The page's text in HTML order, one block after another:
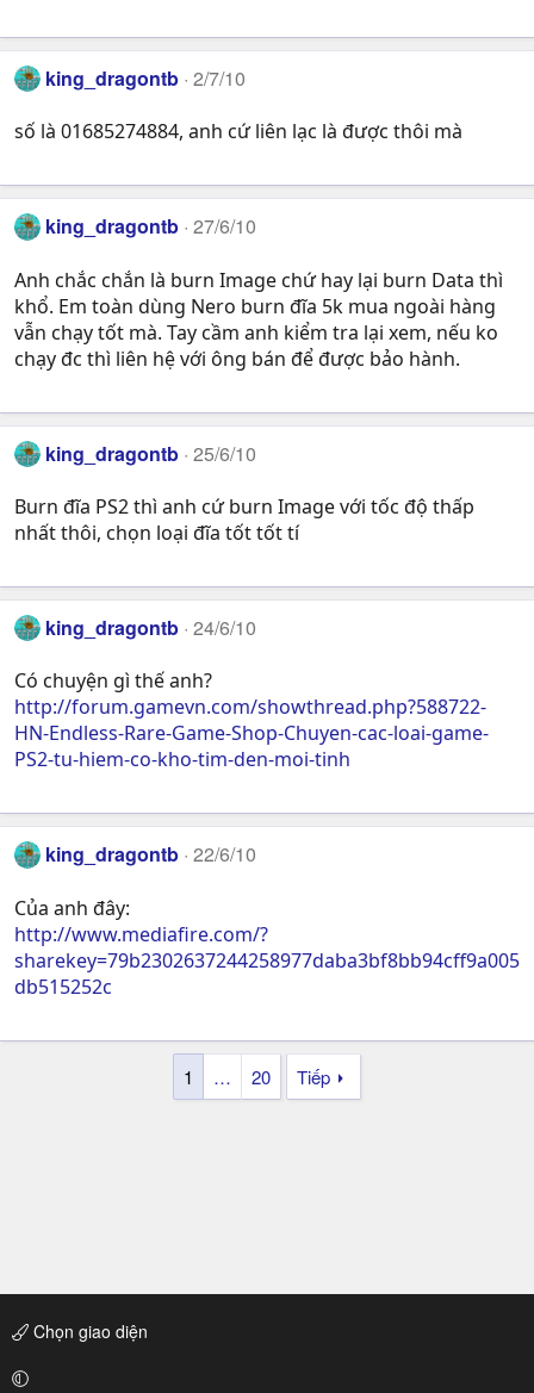
king_dragontb 2/7/10
số là 01685274884, anh cứ liên lạc là được thôi mà
king_dragontb 27/6/10
Anh chắc chắn là burn Image chứ hay lại burn Data thì
khổ. Em toàn dùng Nero burn đĩa 5k mua ngoài hàng
vẫn chạy tốt mà. Tay cầm anh kiểm tra lại xem, nếu ko
chạy đc thì liên hệ với ông bán để được bảo hành.
king_dragontb 25/6/10
Burn đĩa PS2 thì anh cứ burn Image với tốc độ thấp
nhất thôi, chọn loại đĩa tốt tốt tí
king_dragontb 24/6/10
Có chuyện gì thế anh?
http://forum.gamevn.com/showthread.php?588722-
HN-Endless-Rare-Game-Shop-Chuyen-cac-loai-game-
PS2-tu-hiem-co-kho-tim-den-moi-tinh
king_dragontb 22/6/10
Của anh đây:
http://www.mediafire.com/?
sharekey=79b2302637244258977daba3bf8bb94cff9a005
db515252c
1 … 20 Tiếp
Chọn giao diện